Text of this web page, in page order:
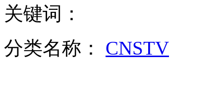
关键词：
分类名称： CNSTV